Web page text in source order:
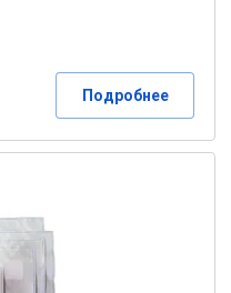
Подробнее